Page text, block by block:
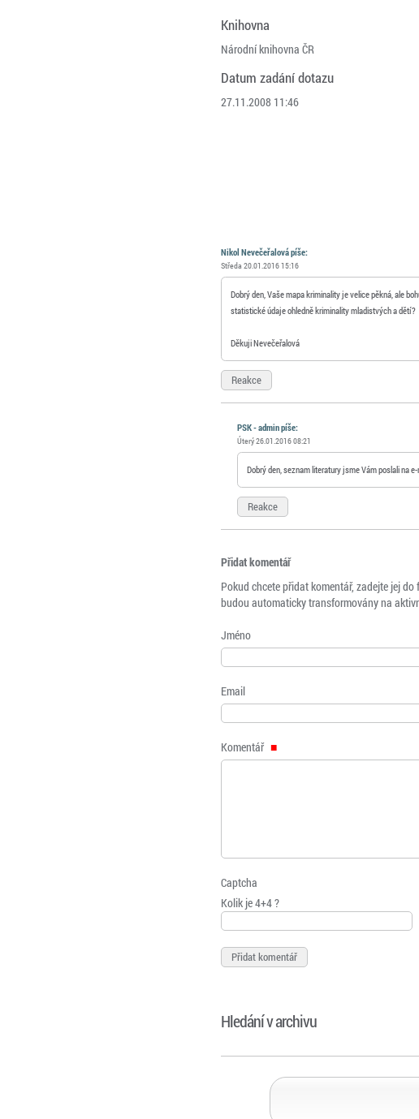
Knihovna
Národní knihovna ČR
Datum zadání dotazu
27.11.2008 11:46
Nikol Nevečeřalová píše:
Středa 20.01.2016 15:16
Dobrý den, Vaše mapa kriminality je velice pěkná, ale
statistické údaje ohledně kriminality mladistvých a dětí?
Děkuji Nevečeřalová
Reakce
PSK - admin píše:
Úterý 26.01.2016 08:21
Dobrý den, seznam literatury jsme Vám poslali na
Reakce
Přidat komentář
Pokud chcete přidat komentář, zadejte jej
budou automaticky transformovány na
Jméno
Email
Komentář
Captcha
Kolik je 4+4 ?
Hledání v archivu